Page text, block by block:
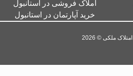
املاک فروشی در استانبول
خرید آپارتمان در استانبول
ملکی © 2026